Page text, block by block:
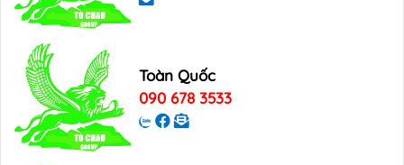
Toàn Quốc
090 678 3533